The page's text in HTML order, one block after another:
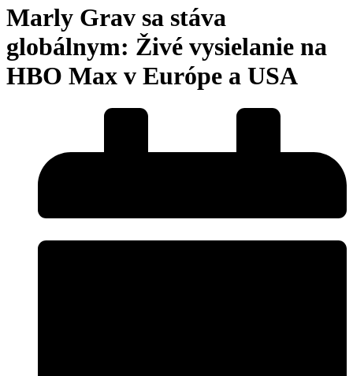
Marly Grav sa stáva
globálnym: Živé vysielanie na
HBO Max v Európe a USA